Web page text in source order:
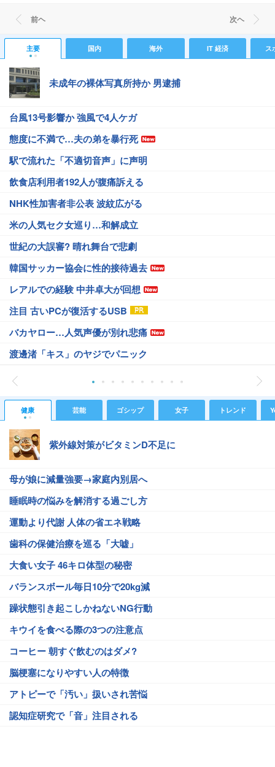
前ヘ 次ヘ
主要 国内 海外 IT 経済 ス
未成年の裸体写真所持か 男逮捕
台風13号影響か 強風で4人ケガ
態度に不満で…夫の弟を暴行死
駅で流れた「不適切音声」に声明
飲食店利用者192人が腹痛訴える
NHK性加害者非公表 波紋広がる
米の人気セク女巡り…和解成立
世紀の大誤審? 晴れ舞台で悲劇
韓国サッカー協会に性的接待過去
レアルでの経験 中井卓大が回想
注目 古いPCが復活するUSB
バカヤロー…人気声優が別れ悲痛
渡邊渚「キス」のヤジでパニック
健康 芸能 ゴシップ 女子 トレンド
紫外線対策がビタミンD不足に
母が娘に減量強要→家庭内別居へ
睡眠時の悩みを解消する過ごし方
運動より代謝 人体の省エネ戦略
歯科の保健治療を巡る「大嘘」
大食い女子 46キロ体型の秘密
バランスボール毎日10分で20kg減
躁状態引き起こしかねないNG行動
キウイを食べる際の3つの注意点
コーヒー 朝すぐ飲むのはダメ?
脳梗塞になりやすい人の特徴
アトピーで「汚い」扱いされ苦悩
認知症研究で「音」注目される